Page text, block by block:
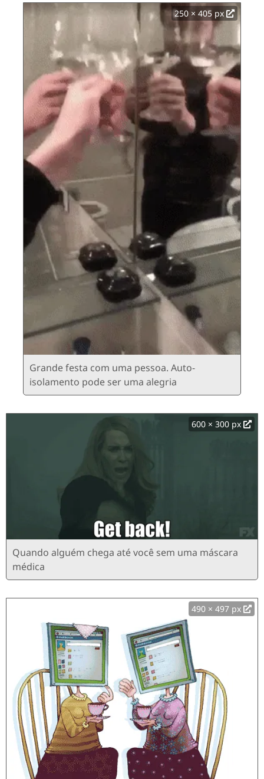
250 × 405 px
Grande festa com uma pessoa. Auto-
isolamento pode ser uma alegria
600 × 300 px
Quando alguém chega até você sem uma máscara
médica
490 × 497 px